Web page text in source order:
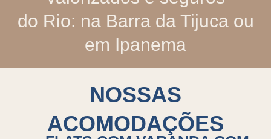
do Rio: na Barra da Tijuca ou
em Ipanema
NOSSAS
ACOMODAÇÕES